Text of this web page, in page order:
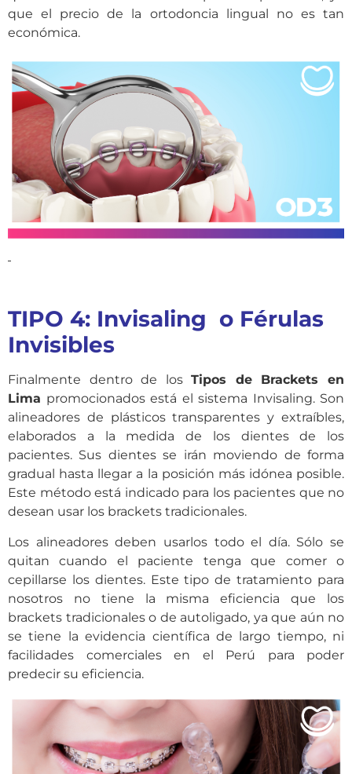
que el precio de la ortodoncia lingual no es tan
económica.
TIPO 4: Invisaling o Férulas
Invisibles
Finalmente dentro de losTipos de Brackets en
Lima promocionados está el sistema Invisaling. Son
alineadores de plásticos transparentes y extraíbles,
elaborados a la medida de los dientes de los
pacientes. Sus dientes se irán moviendo de forma
gradual hasta llegar a la posición más idónea posible.
Este método está indicado para los pacientes que no
desean usar los brackets tradicionales.
Los alineadores deben usarlos todo el día. Sólo se
quitan cuando el paciente tenga que comer o
cepillarse los dientes. Este tipo de tratamiento para
nosotros no tiene la misma eficiencia que los
brackets tradicionales o de autoligado, ya que aún no
se tiene la evidencia científica de largo tiempo, ni
facilidades comerciales en el Perú para poder
predecir su eficiencia.